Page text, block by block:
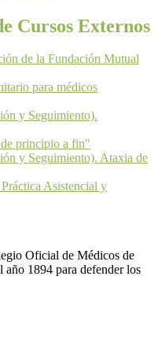
Cursos Externos
de la Fundación Mutual
para médicos
y Seguimiento).
principio a fin"
y Seguimiento). Ataxia de
Asistencial y
Oficial de Médicos de
año 1894 para defender los